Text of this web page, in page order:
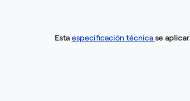
Esta especificación técnica se